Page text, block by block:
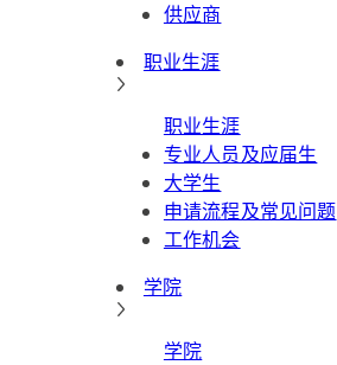
供应商
职业生涯
职业生涯
专业人员及应届生
大学生
申请流程及常见问题
工作机会
学院
学院